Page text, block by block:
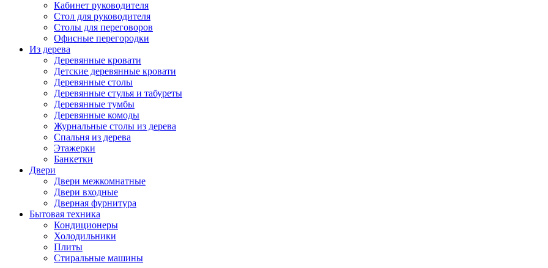
Кабинет руководителя
Стол для руководителя
Столы для переговоров
Офисные перегородки
Из дерева
Деревянные кровати
Детские деревянные кровати
Деревянные столы
Деревянные стулья и табуреты
Деревянные тумбы
Деревянные комоды
Журнальные столы из дерева
Спальня из дерева
Этажерки
Банкетки
Двери
Двери межкомнатные
Двери входные
Дверная фурнитура
Бытовая техника
Кондиционеры
Холодильники
Плиты
Стиральные машины